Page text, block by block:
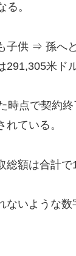
る。
子供 ⇒ 孫へ
米ドル
時点で契約
れている。
総額は合計
ないような